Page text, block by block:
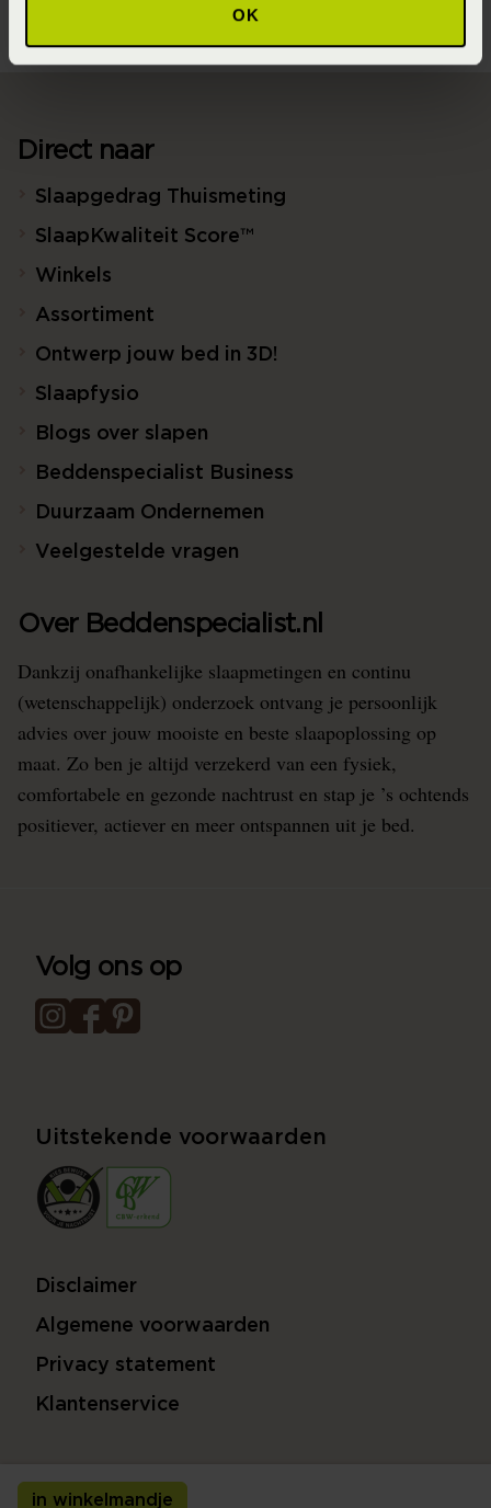
OK
in winkelmandje
Direct naar
Slaapgedrag Thuismeting
SlaapKwaliteit Score™
Winkels
Assortiment
Ontwerp jouw bed in 3D!
Slaapfysio
Blogs over slapen
Beddenspecialist Business
Duurzaam Ondernemen
Veelgestelde vragen
Over Beddenspecialist.nl
Dankzij onafhankelijke slaapmetingen en continu
(wetenschappelijk) onderzoek ontvang je persoonlijk
advies over jouw mooiste en beste slaapoplossing op
maat. Zo ben je altijd verzekerd van een fysiek,
comfortabele en gezonde nachtrust en stap je ’s ochtends
positiever, actiever en meer ontspannen uit je bed.
Volg ons op
Uitstekende voorwaarden
Disclaimer
Algemene voorwaarden
Privacy statement
Klantenservice